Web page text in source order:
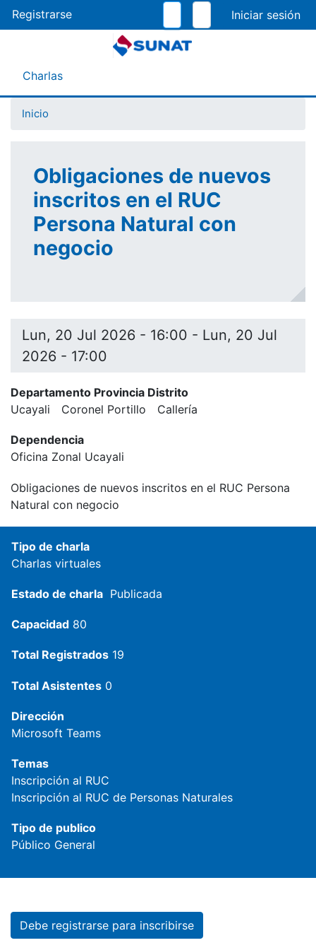
al
contenido
Registrarse
Menú Asistente
Charlas
Inicio
Obligaciones de nuevos
inscritos en el RUC
Persona Natural con
negocio
Lun, 20 Jul 2026 - 16:00 - Lun, 20 Jul
2026 - 17:00
Departamento Provincia Distrito
Ucayali
Coronel Portillo Callería
Dependencia
Oficina Zonal Ucayali
Obligaciones de nuevos inscritos en el RUC Persona
Natural con negocio
Tipo de charla
Charlas virtuales
Estado de charla Publicada
Capacidad 80
Total Registrados 19
Total Asistentes 0
Dirección
Microsoft Teams
Temas
Inscripción al RUC
Inscripción al RUC de Personas Naturales
Tipo de publico
Público General
Debe registrarse para inscribirse